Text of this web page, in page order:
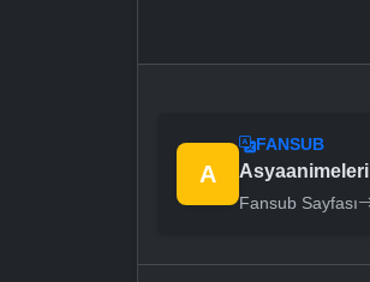
A
FANSUB
Asyaanimeleri
Fansub Sayfası